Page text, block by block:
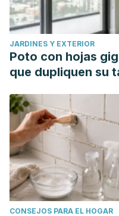
JARDINES Y EXTERIOR
Poto con hojas
que dupliquen su
CONSEJOS PARA EL HOGAR